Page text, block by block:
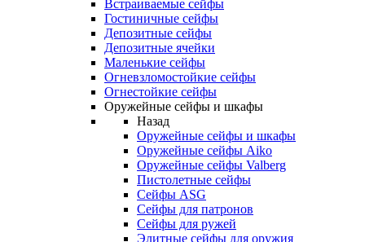
Встраиваемые сейфы
Гостиничные сейфы
Депозитные сейфы
Депозитные ячейки
Маленькие сейфы
Огневзломостойкие сейфы
Огнестойкие сейфы
Оружейные сейфы и шкафы
Назад
Оружейные сейфы и шкафы
Оружейные сейфы Aiko
Оружейные сейфы Valberg
Пистолетные сейфы
Сейфы ASG
Сейфы для патронов
Сейфы для ружей
Элитные сейфы для оружия